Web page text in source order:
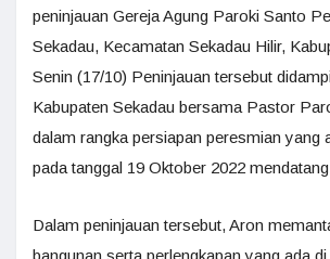
peninjauan Gereja Agung Paroki Santo
Sekadau, Kecamatan Sekadau Hilir,
Senin (17/10) Peninjauan tersebut
Kabupaten Sekadau bersama Pastor
dalam rangka persiapan peresmian yang
pada tanggal 19 Oktober 2022
Dalam peninjauan tersebut, Aron